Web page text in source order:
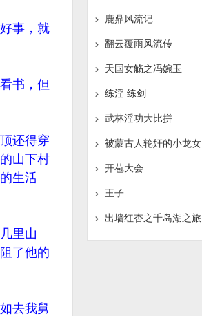
事，就
书，但
还得穿
山下村
生活
里山
了他的
去我舅
鹿鼎风流记
翻云覆雨风流传
天国女觞之冯婉玉
练淫 练剑
武林淫功大比拼
被蒙古人轮奸的小龙女
开苞大会
王子
出墙红杏之千岛湖之旅